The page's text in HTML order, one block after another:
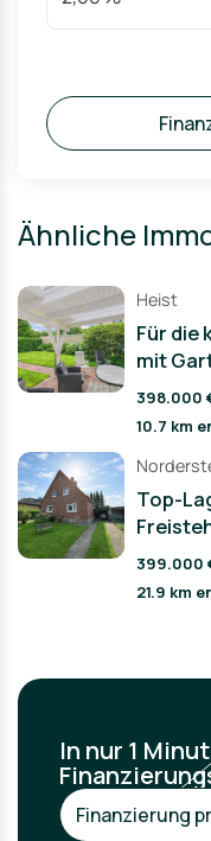
Ähnliche
Heist
Für die
mit
398.000
10.7 km
Top-
399.000
21.9 km
In nur 1
Finanzierung